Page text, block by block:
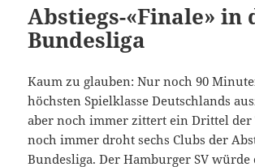
Abstiegs-«Finale» in
Bundesliga
Kaum zu glauben: Nur noch 90
höchsten Spielklasse Deutschlands
aber noch immer zittert ein Drittel der
noch immer droht sechs Clubs der
Bundesliga. Der Hamburger SV würde